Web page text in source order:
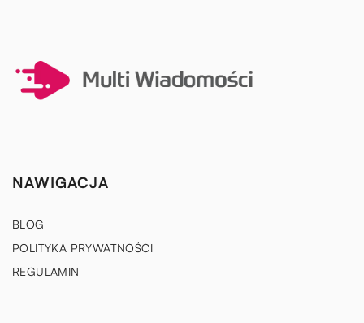
NAWIGACJA
BLOG
POLITYKA PRYWATNOŚCI
REGULAMIN